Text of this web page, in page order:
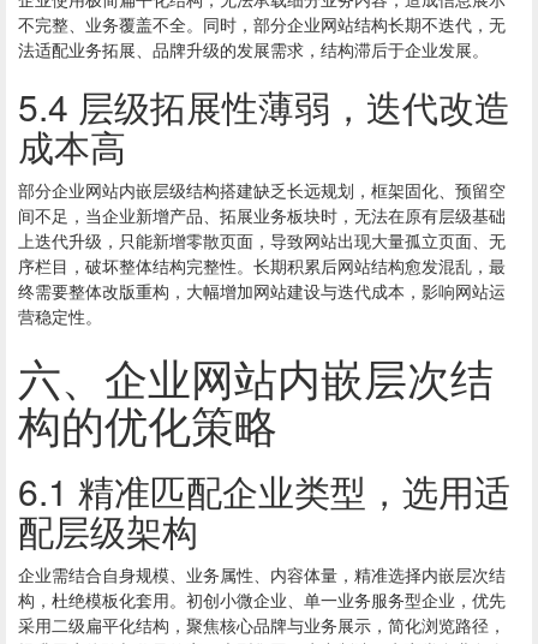
不完整、业务覆盖不全。同时，部分企业网站结构长期不迭代，无
法适配业务拓展、品牌升级的发展需求，结构滞后于企业发展。
5.4 层级拓展性薄弱，迭代改造
成本高
部分企业网站内嵌层级结构搭建缺乏长远规划，框架固化、预留空
间不足，当企业新增产品、拓展业务板块时，无法在原有层级基础
上迭代升级，只能新增零散页面，导致网站出现大量孤立页面、无
序栏目，破坏整体结构完整性。长期积累后网站结构愈发混乱，最
终需要整体改版重构，大幅增加网站建设与迭代成本，影响网站运
营稳定性。
六、企业网站内嵌层次结
构的优化策略
6.1 精准匹配企业类型，选用适
配层级架构
企业需结合自身规模、业务属性、内容体量，精准选择内嵌层次结
构，杜绝模板化套用。初创小微企业、单一业务服务型企业，优先
采用二级扁平化结构，聚焦核心品牌与业务展示，简化浏览路径，